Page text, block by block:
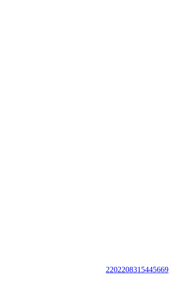
2202208315445669